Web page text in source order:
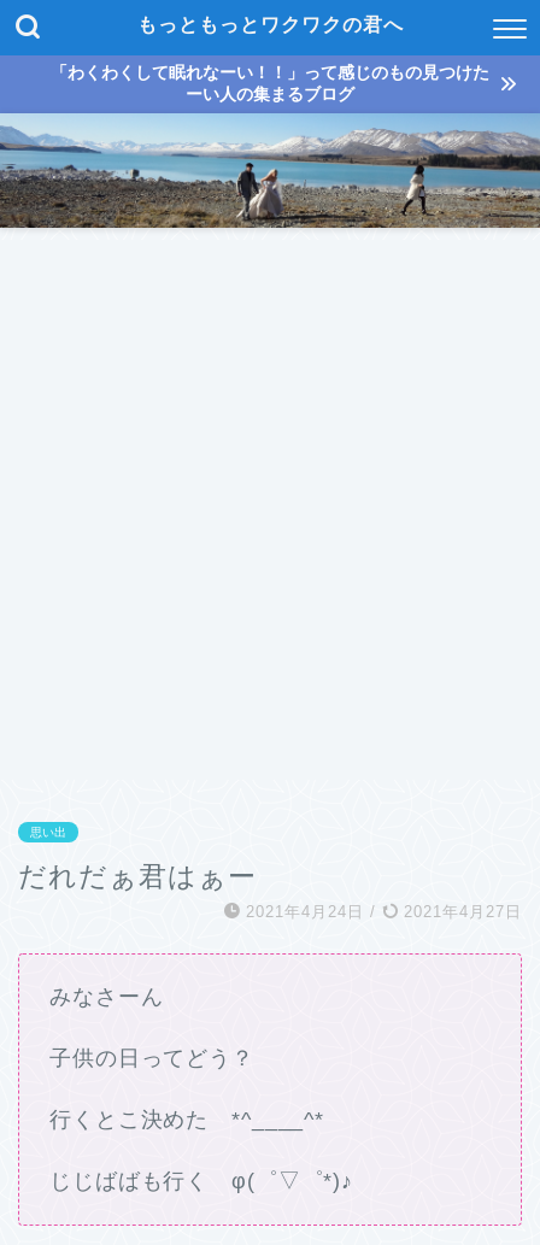
もっともっとワクワクの君へ
「わくわくして眠れなーい！！」って感じのもの見つけた
ーい人の集まるブログ
思い出
だれだぁ君はぁー
2021年4月24日 / 2021年4月27日
みなさーん
子供の日ってどう？
行くとこ決めた *^____^*
じじばばも行く φ(゜▽゜*)♪